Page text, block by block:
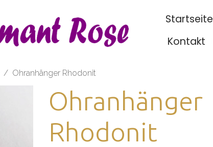
Startseite
Kontakt
Ohranhänger Rhodonit
Ohranhänger
Rhodonit